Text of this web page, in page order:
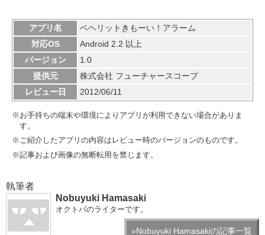
アプリ名
ベヘリットきもーい！アラーム
対応OS
Android 2.2 以上
バージョン
1.0
提供元
株式会社 フューチャースコープ
レビュー日
2012/06/11
※お手持ちの端末や環境によりアプリが利用できない場合がありま
す。
※ご紹介したアプリの内容はレビュー時のバージョンのものです。
※記事および画像の無断転用を禁じます。
執筆者
Nobuyuki Hamasaki
オクトバのライターです。
»Nobuyuki Hamasakiの記事一覧